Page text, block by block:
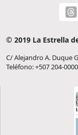
© 2019 La Estrella
C/ Alejandro A. Duque
Teléfono: +507 204-0000